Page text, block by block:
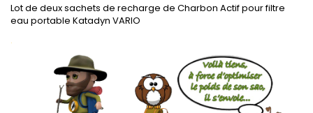
Lot de deux sachets de recharge de Charbon Actif pour filtre
eau portable Katadyn VARIO
.